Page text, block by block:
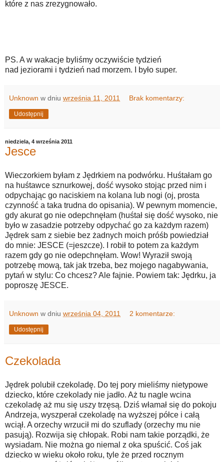
które z nas zrezygnowało.
PS. A w wakacje byliśmy oczywiście tydzień
nad jeziorami i tydzień nad morzem. I było super.
Unknown w dniu września 11, 2011 Brak komentarzy:
Udostępnij
niedziela, 4 września 2011
Jesce
Wieczorkiem byłam z Jędrkiem na podwórku. Huśtałam go
na huśtawce sznurkowej, dość wysoko stojąc przed nim i
odpychając go naciskiem na kolana lub nogi (oj, prosta
czynność a taka trudna do opisania). W pewnym momencie,
gdy akurat go nie odepchnęłam (huśtał się dość wysoko, nie
było w zasadzie potrzeby odpychać go za każdym razem)
Jędrek sam z siebie bez żadnych moich próśb powiedział
do mnie: JESCE (=jeszcze). I robił to potem za każdym
razem gdy go nie odepchnęłam. Wow! Wyraził swoją
potrzebę mową, tak jak trzeba, bez mojego nagabywania,
pytań w stylu: Co chcesz? Ale fajnie. Powiem tak: Jędrku, ja
poproszę JESCE.
Unknown w dniu września 04, 2011 2 komentarze:
Udostępnij
Czekolada
Jędrek polubił czekoladę. Do tej pory mieliśmy nietypowe
dziecko, które czekolady nie jadło. Aż tu nagle wcina
czekoladę aż mu się uszy trzęsą. Dziś włamał się do pokoju
Andrzeja, wyszperał czekoladę na wyższej półce i całą
wciął. A orzechy wrzucił mi do szuflady (orzechy mu nie
pasują). Rozwija się chłopak. Robi nam takie porządki, że
wysiadam. Nie można go niemal z oka spuścić. Coś jak
dziecko w wieku około roku, tyle że przed rocznym